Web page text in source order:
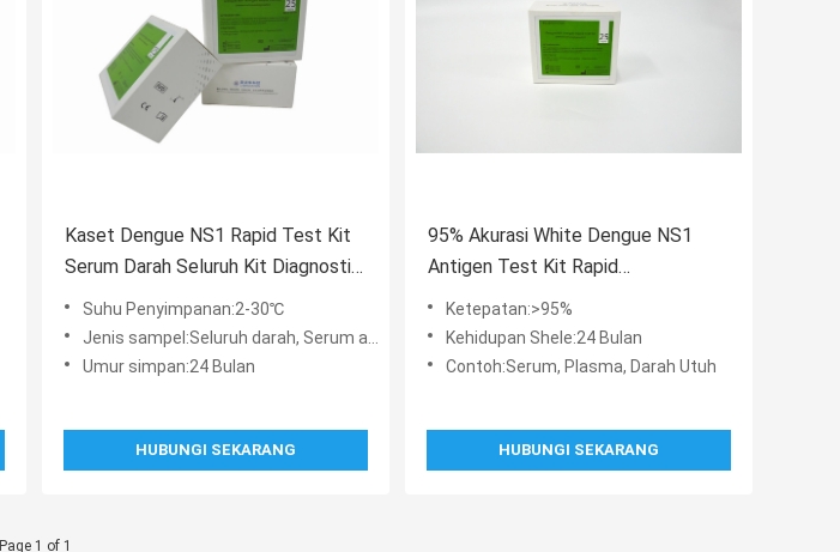
Kaset Dengue NS1 Rapid Test Kit
Serum Darah Seluruh Kit Diagnostik
Antigen Plasma
Suhu Penyimpanan:2-30℃
Jenis sampel:Seluruh darah, Serum atau Plasma
Umur simpan:24 Bulan
HUBUNGI SEKARANG
95% Akurasi White Dengue NS1
Antigen Test Kit Rapid
Chromatographic Immunoassay
Ketepatan:>95%
Kehidupan Shele:24 Bulan
Contoh:Serum, Plasma, Darah Utuh
HUBUNGI SEKARANG
Page 1 of 1